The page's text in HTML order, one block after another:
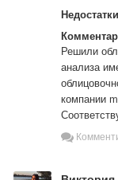
Решили
анализа
компании